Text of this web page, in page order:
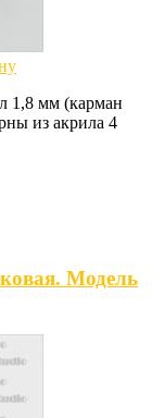
1,8 мм (карман
из акрила 4
Модель